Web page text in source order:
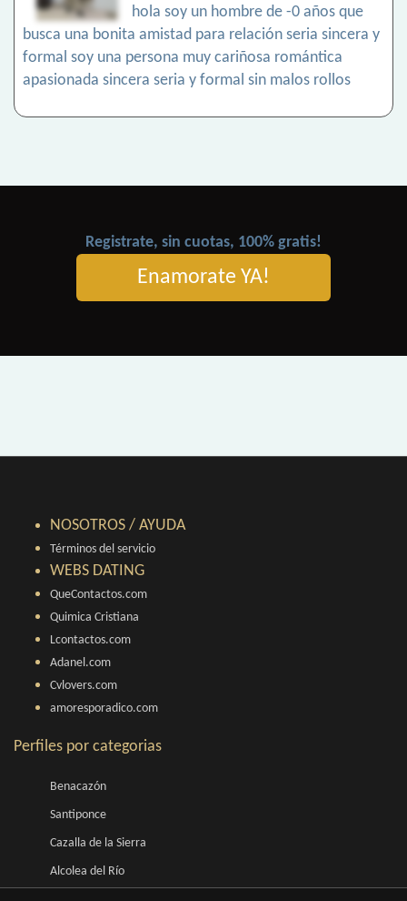
hola soy un hombre de -0 años que
busca una bonita amistad para relación seria sincera y
formal soy una persona muy cariñosa romántica
apasionada sincera seria y formal sin malos rollos
Registrate, sin cuotas, 100% gratis!
Enamorate YA!
NOSOTROS / AYUDA
Términos del servicio
WEBS DATING
QueContactos.com
Quimica Cristiana
Lcontactos.com
Adanel.com
Cvlovers.com
amoresporadico.com
Perfiles por categorias
Benacazón
Santiponce
Cazalla de la Sierra
Alcolea del Río